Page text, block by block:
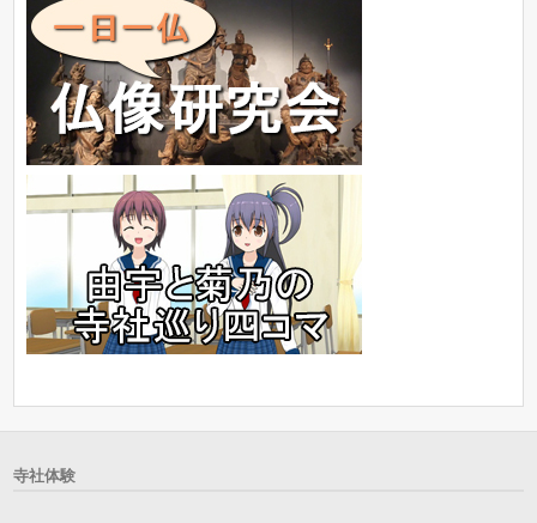
寺社体験